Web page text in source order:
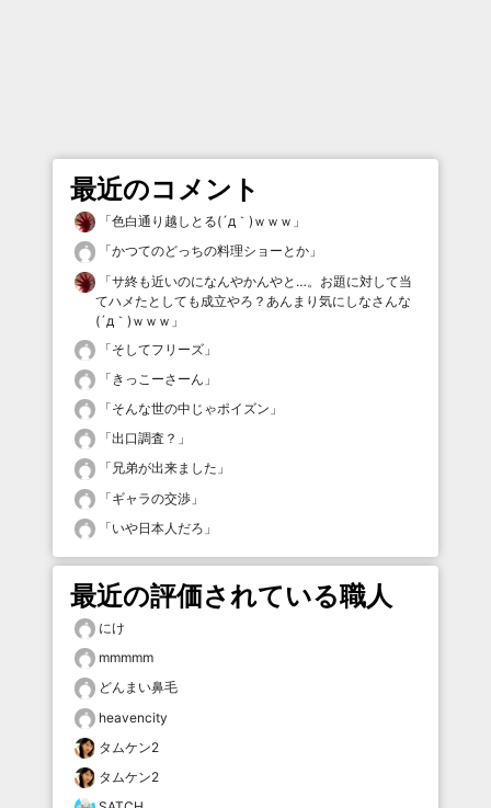
最近のコメント
「色白通り越しとる(´д｀)ｗｗｗ 」
「かつてのどっちの料理ショーとか 」
「サ終も近いのになんやかんやと…。お題に対して当
てハメたとしても成立やろ？あんまり気にしなさんな
(´д｀)ｗｗｗ 」
「そしてフリーズ 」
「 きっこーさーん 」
「そんな世の中じゃポイズン 」
「出口調査？ 」
「 兄弟が出来ました 」
「ギャラの交渉 」
「いや日本人だろ 」
最近の評価されている職人
にけ
mmmmm
どんまい鼻毛
heavencity
タムケン2
タムケン2